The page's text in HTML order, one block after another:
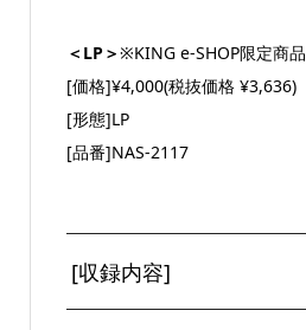
＜LP＞※KING e-SHOP限定商品
[価格]¥4,000(税抜価格 ¥3,636)
[形態]LP
[品番]NAS-2117
[収録内容]